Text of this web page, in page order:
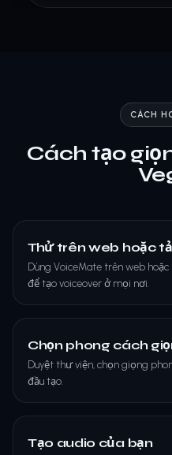
CÁCH
Cách tạo
Thử trên web hoặc
Dùng VoiceMate trên web
để tạo voiceover ở mọi nơi.
Chọn phong cách
Duyệt thư viện, chọn giọng
đầu tạo.
Tạo audio của bạn